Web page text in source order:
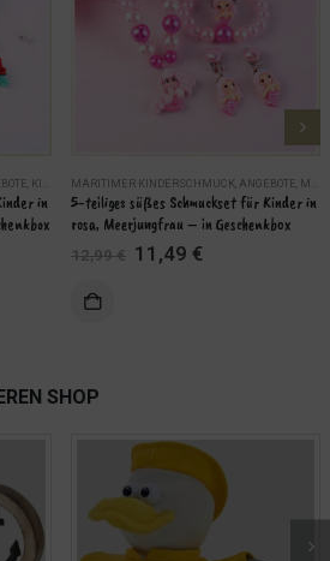
KINDER ,MARITIME SCHMUCKSETS,SCHMUCK
in
MARITIMER KINDERSCHMUCK ANGEBOTE MARITIME SCHMUCKSETS
5-teiliges süßes Schmuckset für Kinder in
rosa, Meerjungfrau – in Geschenkbox
12,99€ Ursprünglicher
Preis
11,49 €Aktueller
WARENKORB
SHOP